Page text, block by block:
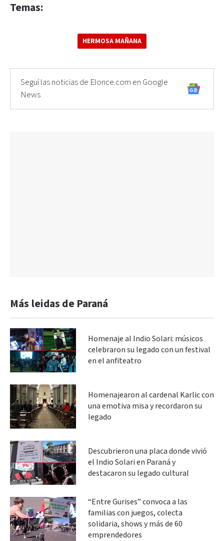
Temas:
HERMOSA MAÑANA
Seguí las noticias de Elonce.com en Google
News
Más leidas de Paraná
Homenaje al Indio Solari: músicos
celebraron su legado con un festival
en el anfiteatro
Homenajearon al cardenal Karlic con
una emotiva misa y recordaron su
legado
Descubrieron una placa donde vivió
el Indio Solari en Paraná y
destacaron su legado cultural
“Entre Gurises” convoca a las
familias con juegos, colecta
solidaria, shows y más de 60
emprendedores